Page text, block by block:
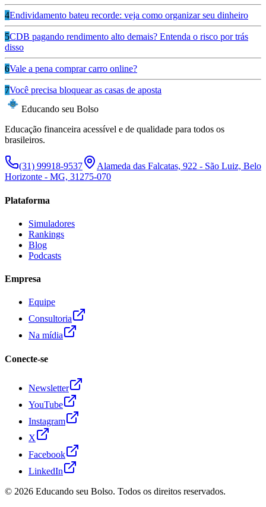
4Endividamento bateu recorde: veja como organizar seu dinheiro
5CDB pagando rendimento alto demais? Entenda o risco por trás
disso
6Vale a pena comprar carro online?
7Você precisa bloquear as casas de aposta
Educando seu Bolso
Educação financeira acessível e de qualidade para todos os
brasileiros.
(31) 99918-9537
Alameda das Falcatas, 922 - São Luiz, Belo
Horizonte - MG, 31275-070
Plataforma
Simuladores
Rankings
Blog
Podcasts
Empresa
Equipe
Consultoria
Na mídia
Conecte-se
Newsletter
YouTube
Instagram
X
Facebook
LinkedIn
© 2026 Educando seu Bolso. Todos os direitos reservados.